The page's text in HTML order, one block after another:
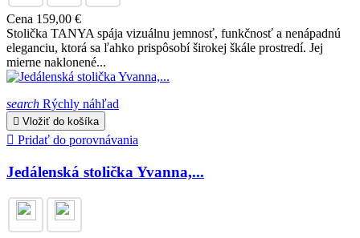
Cena 159,00 €
Stolička TANYA spája vizuálnu jemnosť, funkčnosť a nenápadnú
eleganciu, ktorá sa ľahko prispôsobí širokej škále prostredí. Jej
mierne naklonené...
search Rýchly náhľad
 Vložiť do košíka
 Pridať do porovnávania
Jedálenská stolička Yvanna,...